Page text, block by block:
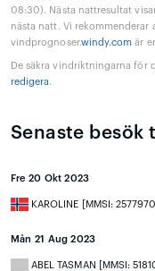
08:30). Nästa nattresultat
nästa natt. Vi
vindprognoser.windy.com är
De säkra vindriktningarna för
redigera.
Senaste besök
Fre 20 Okt 2023
KAROLINE [MMSI:
Mån 21 Aug 2023
ABEL TASMAN [MMSI: